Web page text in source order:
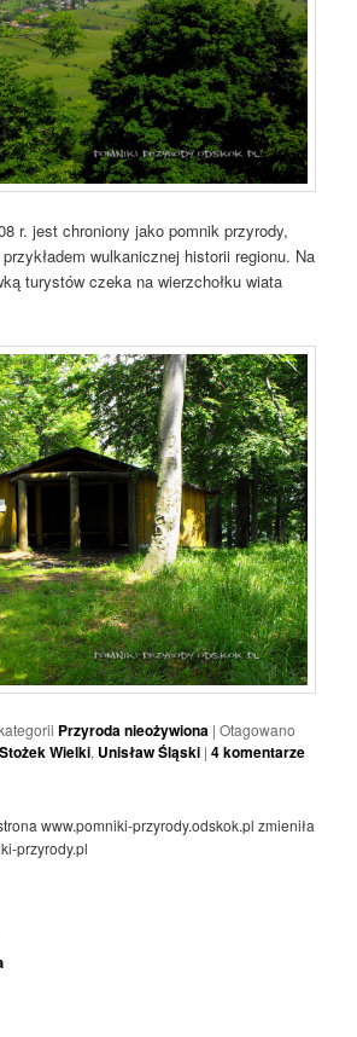
r. jest chroniony jako pomnik przyrody,
wulkanicznej historii regionu. Na
turystów czeka na wierzchołku wiata
Przyroda nieożywiona |Otagowano
Stożek Wielki, Unisław Śląski |4komentarze
www.pomniki-przyrody.odskok.pl zmieniła
przyrody.pl